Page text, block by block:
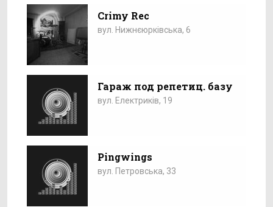
Crimy Rec
вул. Нижнєюрківська, 6
Гараж под репетиц. базу
вул. Електриків, 19
Pingwings
вул. Петровська, 33